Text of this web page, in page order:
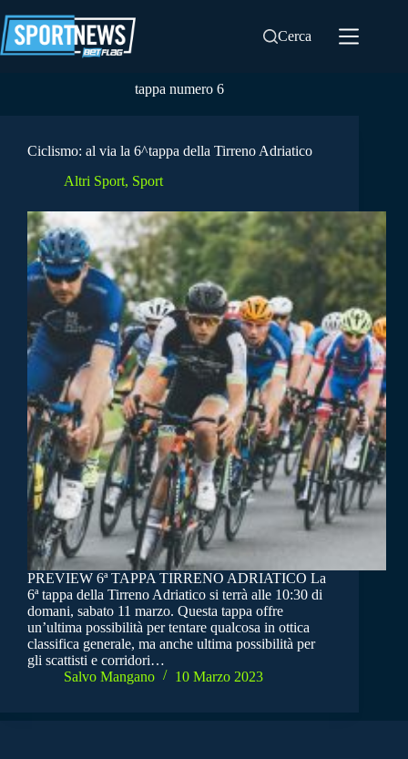
al
contenuto
Cerca
tappa numero 6
Ciclismo: al via la 6^tappa della Tirreno Adriatico
Altri Sport, Sport
PREVIEW 6ª TAPPA TIRRENO ADRIATICO La
6ª tappa della Tirreno Adriatico si terrà alle 10:30 di
domani, sabato 11 marzo. Questa tappa offre
un’ultima possibilità per tentare qualcosa in ottica
classifica generale, ma anche ultima possibilità per
gli scattisti e corridori…
Salvo Mangano
10 Marzo 2023